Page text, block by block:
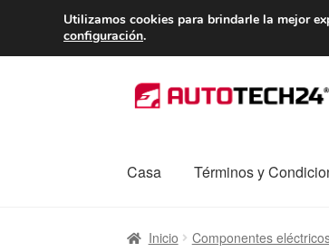
Ir
a
Ir
al
Casa Términos y
InicioCaja registradora Carro
Inicio Componentes
Utilizamos cookies para brindarle la mejor
configuración.